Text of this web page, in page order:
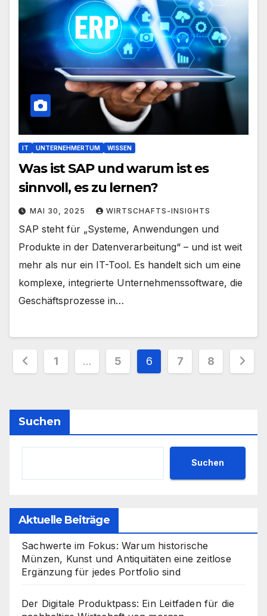
IT UNTERNEHMERTUM WISSEN
Was ist SAP und warum ist es
sinnvoll, es zu lernen?
MAI 30, 2025 WIRTSCHAFTS-INSIGHTS
SAP steht für „Systeme, Anwendungen und
Produkte in der Datenverarbeitung“ – und ist weit
mehr als nur ein IT-Tool. Es handelt sich um eine
komplexe, integrierte Unternehmenssoftware, die
Geschäftsprozesse in…
Seitennummerierung
Beiträge
1 … 5 6 7 8
Suchen
Suchen
Aktuelle Beiträge
Sachwerte im Fokus: Warum historische
Münzen, Kunst und Antiquitäten eine zeitlose
Ergänzung für jedes Portfolio sind
Der Digitale Produktpass: Ein Leitfaden für die